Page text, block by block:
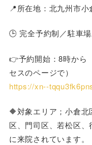
📍所在地：北九州市
🕒 完全予約制／駐車
👉予約開始：8時から
セスのページで）
https://xn--
🔶対象エリア；小倉
区、門司区、若松区
に来院されています。